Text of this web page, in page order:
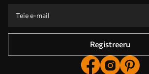
Registreeru